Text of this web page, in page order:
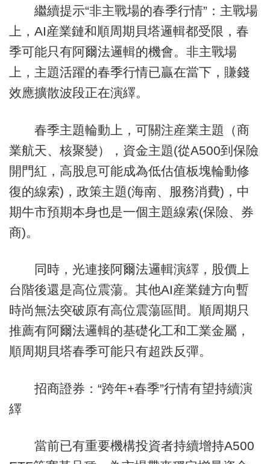
繼續提示“非主戰場的春季行情”：主戰場
上，AI産業鏈和順周期貝塔邏輯都受限，春
季可能只有阿爾法邏輯的機會。非主戰場
上，主題活躍的春季行情已贏在當下，賺錢
效應擴散波段正在演繹。
春季主題輪動上，可關注産業主題（商
業航天、核聚變），資金主題(從A500到保險
開門紅，高股息可能成為低估值板塊輪動修
復的線索)，政策主題(海南、服務消費)，中
期牛市預期本身也是一個主題線索(保險、券
商)。
同時，光連接阿爾法邏輯演繹，股價上
台階後還是高位震蕩。其他AI産業鏈方向暫
時尚無法突破原有高位震蕩區間。順周期只
推薦有阿爾法邏輯的基礎化工和工業金屬，
順周期貝塔春季可能只有超跌反彈。
招商證券：“跨年+春季”行情有望持續演
繹
當前已有重要機構投資者持續增持A500